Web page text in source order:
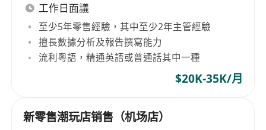
工作日面議
至少5年零售經驗，其中至少2年主管經驗
擅長數據分析及報告撰寫能力
流利粵語，精通英語或普通話其中一種
$20K-35K/月
新零售潮玩店销售（机场店）